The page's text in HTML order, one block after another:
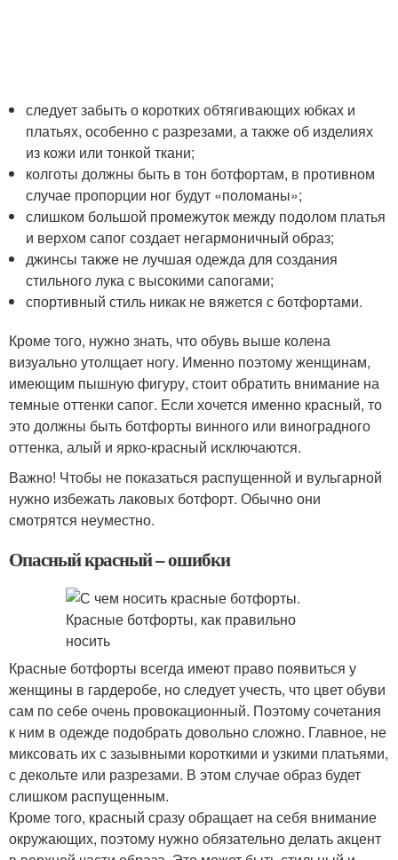
следует забыть о коротких обтягивающих юбках и
платьях, особенно с разрезами, а также об изделиях
из кожи или тонкой ткани;
колготы должны быть в тон ботфортам, в противном
случае пропорции ног будут «поломаны»;
слишком большой промежуток между подолом платья
и верхом сапог создает негармоничный образ;
джинсы также не лучшая одежда для создания
стильного лука с высокими сапогами;
спортивный стиль никак не вяжется с ботфортами.
Кроме того, нужно знать, что обувь выше колена
визуально утолщает ногу. Именно поэтому женщинам,
имеющим пышную фигуру, стоит обратить внимание на
темные оттенки сапог. Если хочется именно красный, то
это должны быть ботфорты винного или виноградного
оттенка, алый и ярко-красный исключаются.
Важно! Чтобы не показаться распущенной и вульгарной
нужно избежать лаковых ботфорт. Обычно они
смотрятся неуместно.
Опасный красный – ошибки
Красные ботфорты всегда имеют право появиться у
женщины в гардеробе, но следует учесть, что цвет обуви
сам по себе очень провокационный. Поэтому сочетания
к ним в одежде подобрать довольно сложно. Главное, не
миксовать их с зазывными короткими и узкими платьями,
с декольте или разрезами. В этом случае образ будет
слишком распущенным.
Кроме того, красный сразу обращает на себя внимание
окружающих, поэтому нужно обязательно делать акцент